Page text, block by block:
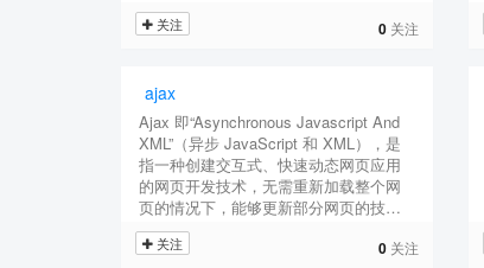
关注 0 关注
ajax
Ajax 即“Asynchronous Javascript And
XML”（异步 JavaScript 和 XML），是
指一种创建交互式、快速动态网页应用
的网页开发技术，无需重新加载整个网
页的情况下，能够更新部分网页的技
术。
关注 0 关注